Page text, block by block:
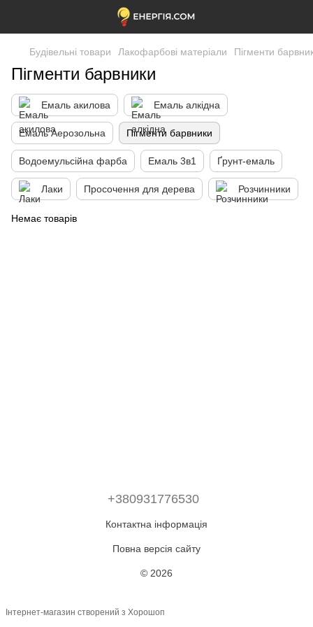
Будівельні товари Лакофарбові матеріали Пігменти
Пігменти барвники
Емаль акилова Емаль алкідна
Емаль Аерозольна Пігменти барвники
Водоемульсійна фарба Емаль 3в1 Ґрунт-емаль
Лаки Просочення для дерева Розчинники
Немає товарів
+380931776530
Контактна інформація
Повна версія сайту
© 2026
Інтернет-магазин створений з Хорошоп